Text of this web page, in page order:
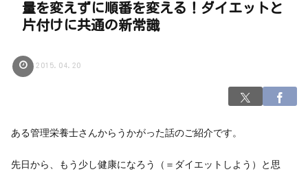
量を変えずに順番を変える！ダイエットと
片付けに共通の新常識
2015.04.20
ある管理栄養士さんからうかがった話のご紹介です。
先日から、もう少し健康になろう（＝ダイエットしよう）と思